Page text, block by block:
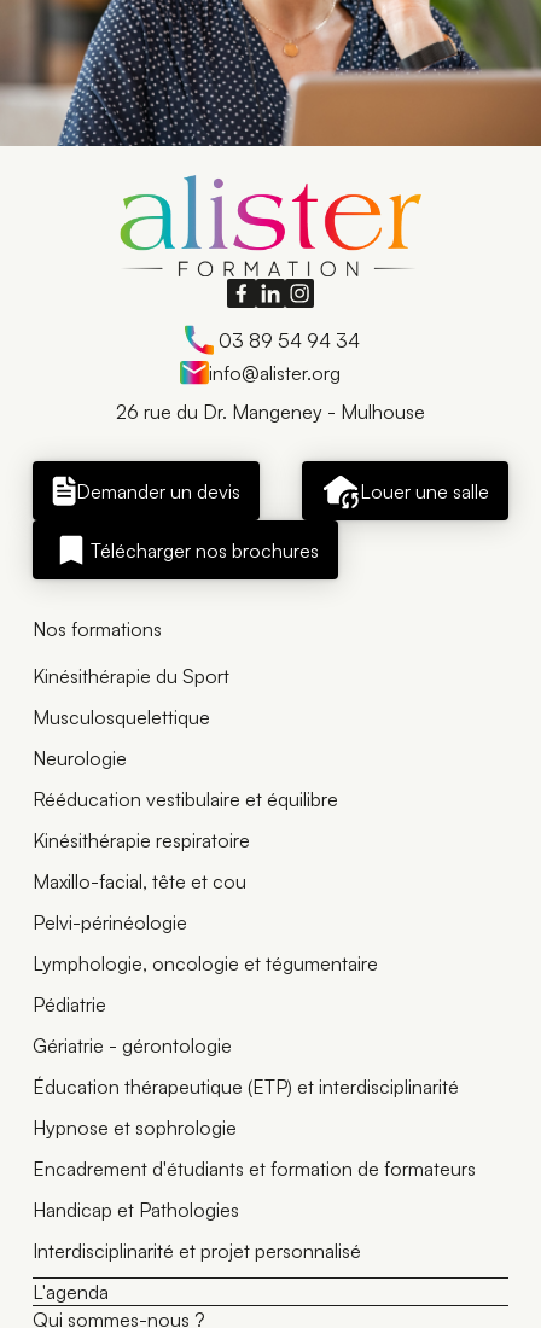
03 89 54 94 34
info@alister.org
26 rue du Dr. Mangeney - Mulhouse
Demander un devis Louer une salle
Télécharger nos brochures
Nos formations
Kinésithérapie du Sport
Musculosquelettique
Neurologie
Rééducation vestibulaire et équilibre
Kinésithérapie respiratoire
Maxillo-facial, tête et cou
Pelvi-périnéologie
Lymphologie, oncologie et tégumentaire
Pédiatrie
Gériatrie - gérontologie
Éducation thérapeutique (ETP) et interdisciplinarité
Hypnose et sophrologie
Encadrement d'étudiants et formation de formateurs
Handicap et Pathologies
Interdisciplinarité et projet personnalisé
L'agenda
Qui sommes-nous ?